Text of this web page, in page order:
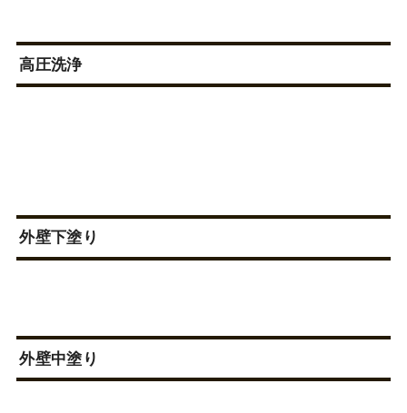
高圧洗浄
外壁下塗り
外壁中塗り